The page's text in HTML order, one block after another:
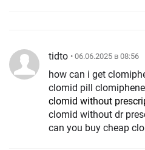
tidto • 06.06.2025 в 08:56
how can i get
clomid pill
clomid without
clomid without dr
can you buy cheap